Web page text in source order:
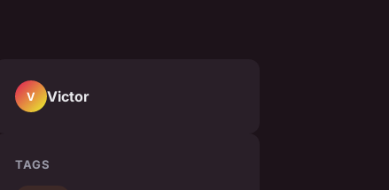
V Victor
TAGS